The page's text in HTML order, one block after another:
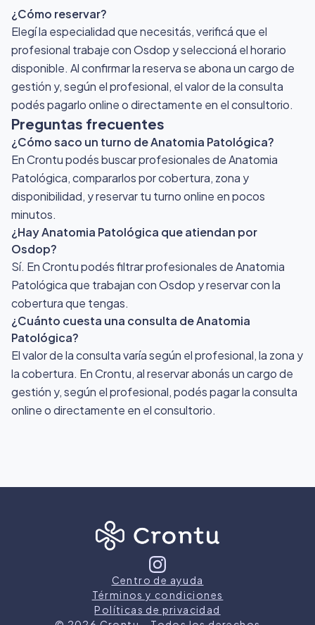
¿Cómo reservar?
Elegí la especialidad que necesitás, verificá que el
profesional trabaje con Osdop y seleccioná el horario
disponible. Al confirmar la reserva se abona un cargo de
gestión y, según el profesional, el valor de la consulta
podés pagarlo online o directamente en el consultorio.
Preguntas frecuentes
¿Cómo saco un turno de Anatomia Patológica?
En Crontu podés buscar profesionales de Anatomia
Patológica, compararlos por cobertura, zona y
disponibilidad, y reservar tu turno online en pocos
minutos.
¿Hay Anatomia Patológica que atiendan por
Osdop?
Sí. En Crontu podés filtrar profesionales de Anatomia
Patológica que trabajan con Osdop y reservar con la
cobertura que tengas.
¿Cuánto cuesta una consulta de Anatomia
Patológica?
El valor de la consulta varía según el profesional, la zona y
la cobertura. En Crontu, al reservar abonás un cargo de
gestión y, según el profesional, podés pagar la consulta
online o directamente en el consultorio.
Centro de ayuda
Términos y condiciones
Políticas de privacidad